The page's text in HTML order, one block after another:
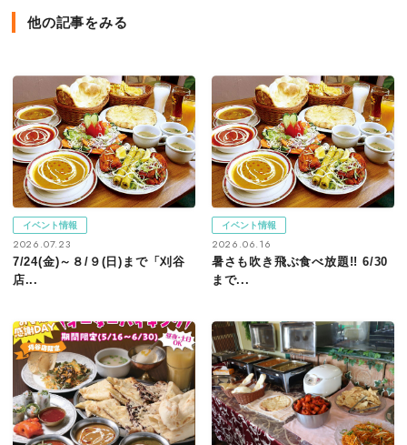
他の記事をみる
イベント情報
2026.07.23
7/24(金)～８/９(日)まで「刈谷
店...
イベント情報
2026.06.16
暑さも吹き飛ぶ食べ放題!! 6/30
まで...